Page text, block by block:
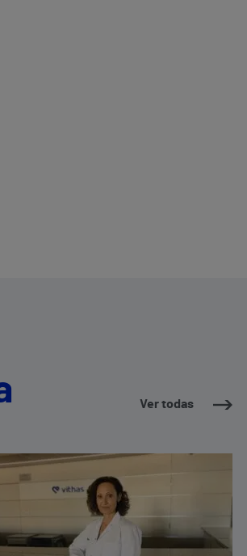
Ver todas